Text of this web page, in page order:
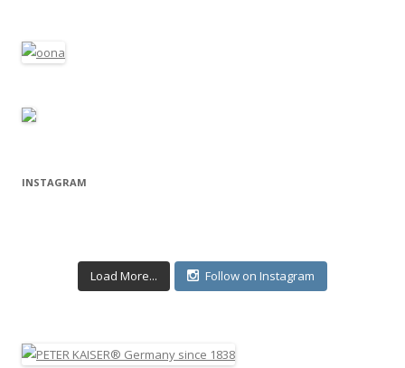
INSTAGRAM
Load More... Follow on Instagram